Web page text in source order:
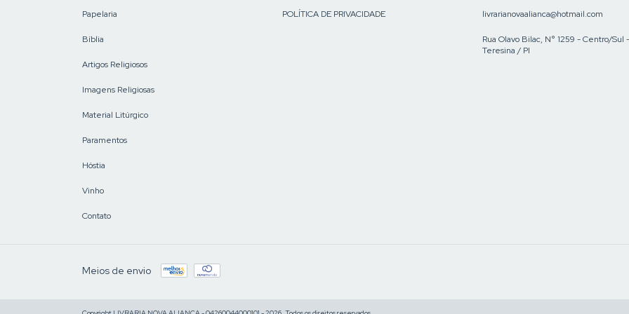
Papelaria
Bíblia
Artigos Religiosos
Imagens Religiosas
Material Litúrgico
Paramentos
Hóstia
Vinho
Contato
POLÍTICA DE PRIVACIDADE livrarianovaalianca@hotmail.com
Rua Olavo Bilac, N° 1259 - Centro/Sul -
Teresina / PI
Meios de envio